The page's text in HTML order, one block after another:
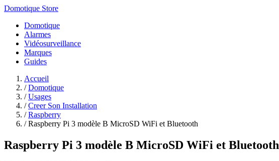
Domotique Store
Domotique
Alarmes
Vidéosurveillance
Marques
Guides
Accueil
/ Domotique
/ Usages
/ Creer Son Installation
/ Raspberry
/ Raspberry Pi 3 modèle B MicroSD WiFi et Bluetooth
Raspberry Pi 3 modèle B MicroSD WiFi et Bluetooth